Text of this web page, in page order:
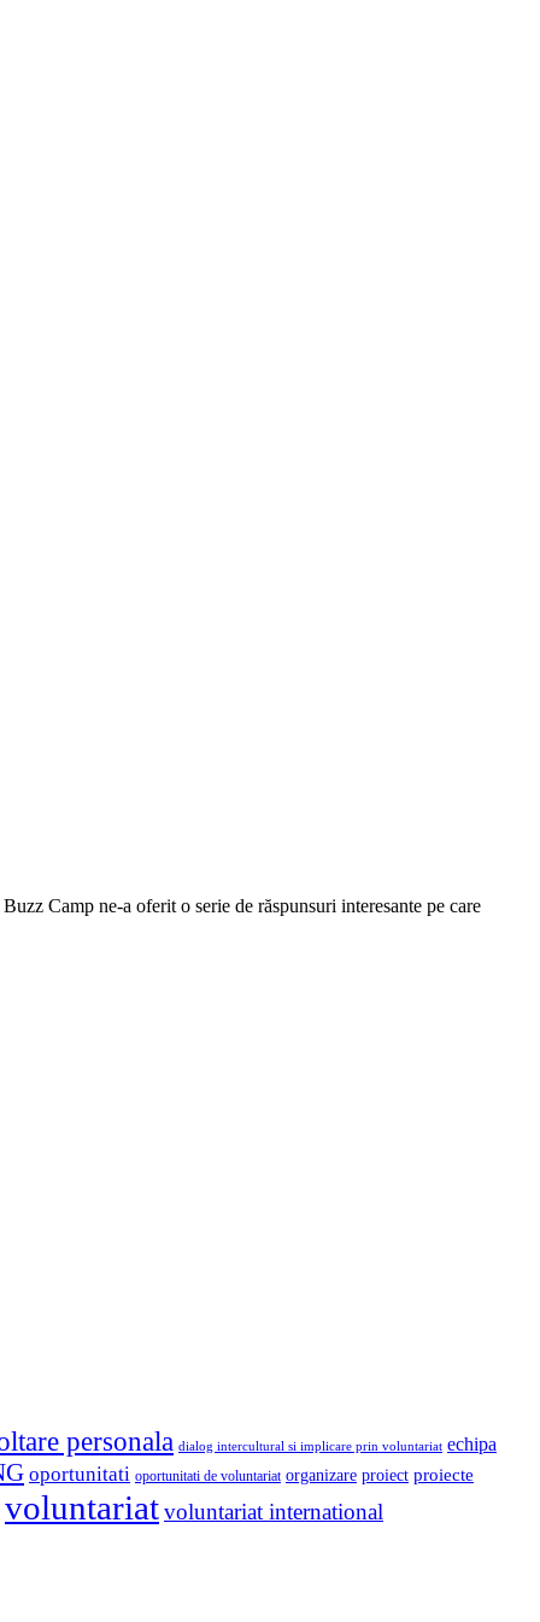
Camp ne-a oferit o serie de răspunsuri interesante pe care
personala dialog intercultural si implicare prin voluntariat echipa
oportunitati oportunitati de voluntariat organizare proiect proiecte
voluntariatvoluntariat international